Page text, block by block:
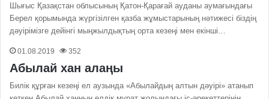
Шығыс Қазақстан облысының Қатон-Қарағай ауданы аумағындағы
Берел қорымында жүргізілген қазба жұмыстарының нәтижесі біздің
дәуірімізге дейінгі мыңжылдықтың орта кезеңі мен екінші…
01.08.2019 352
Абылай хан алаңы
Билік құрған кезеңі ел аузында «Абылайдың алтын дәуірі» атанып